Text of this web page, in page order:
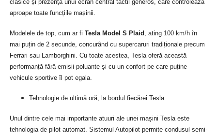
clasice și prezența unui ecran central tactil generos, care controlează
aproape toate funcțiile mașinii.
Modelele de top, cum ar fi Tesla Model S Plaid , ating 100 km/h în
mai puțin de 2 secunde, concurând cu supercaruri tradiționale precum
Ferrari sau Lamborghini. Cu toate acestea, Tesla oferă această
performanță fără emisii poluante și cu un confort pe care puține
vehicule sportive îl pot egala.
Tehnologie de ultimă oră, la bordul fiecărei Tesla
Unul dintre cele mai importante atuuri ale unei mașini Tesla este
tehnologia de pilot automat. Sistemul Autopilot permite condusul semi-